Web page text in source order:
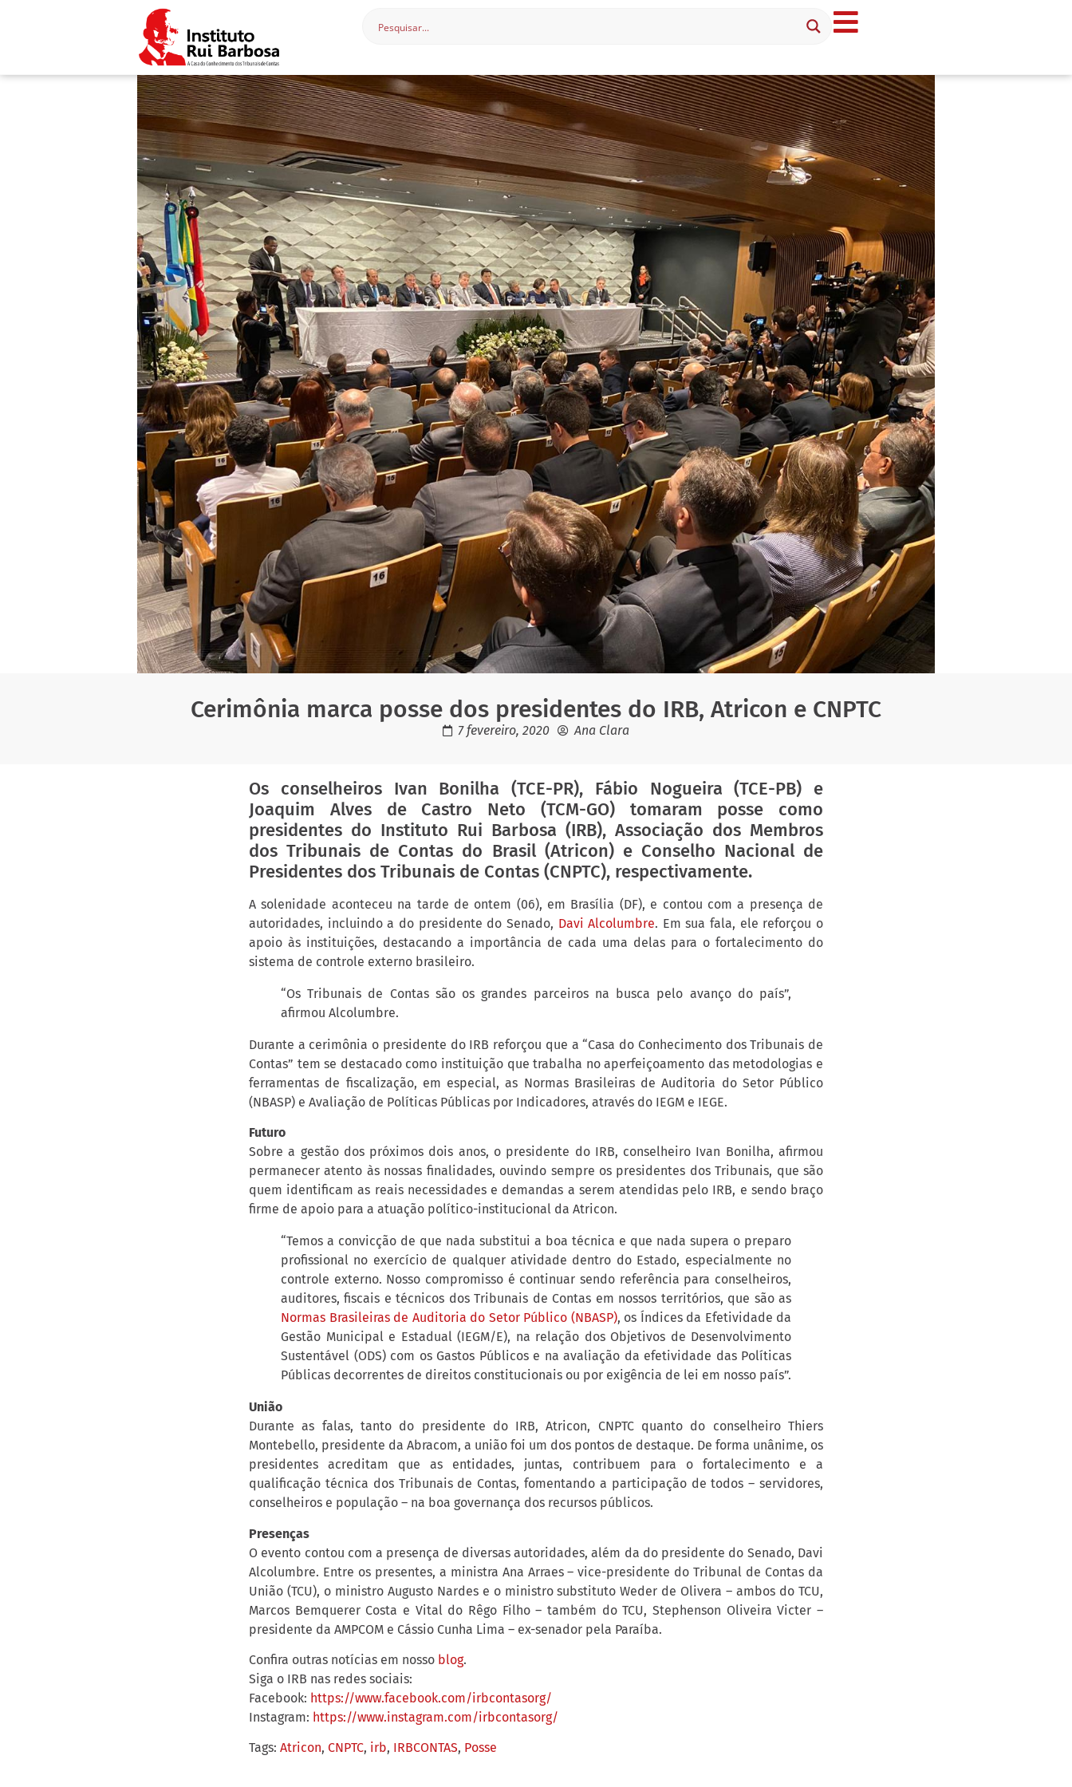
Cerimônia marca posse dos presidentes do IRB, Atricon e CNPTC
7 fevereiro, 2020 Ana Clara
Os conselheiros Ivan Bonilha (TCE-PR), Fábio Nogueira (TCE-PB) e
Joaquim Alves de Castro Neto (TCM-GO) tomaram posse como
presidentes do Instituto Rui Barbosa (IRB), Associação dos Membros
dos Tribunais de Contas do Brasil (Atricon) e Conselho Nacional de
Presidentes dos Tribunais de Contas (CNPTC), respectivamente.
A solenidade aconteceu na tarde de ontem (06), em Brasília (DF), e contou com a presença de
autoridades, incluindo a do presidente do Senado, Davi Alcolumbre. Em sua fala, ele reforçou o
apoio às instituições, destacando a importância de cada uma delas para o fortalecimento do
sistema de controle externo brasileiro.
“Os Tribunais de Contas são os grandes parceiros na busca pelo avanço do país”,
afirmou Alcolumbre.
Durante a cerimônia o presidente do IRB reforçou que a “Casa do Conhecimento dos Tribunais de
Contas” tem se destacado como instituição que trabalha no aperfeiçoamento das metodologias e
ferramentas de fiscalização, em especial, as Normas Brasileiras de Auditoria do Setor Público
(NBASP) e Avaliação de Políticas Públicas por Indicadores, através do IEGM e IEGE.
Futuro
Sobre a gestão dos próximos dois anos, o presidente do IRB, conselheiro Ivan Bonilha, afirmou
permanecer atento às nossas finalidades, ouvindo sempre os presidentes dos Tribunais, que são
quem identificam as reais necessidades e demandas a serem atendidas pelo IRB, e sendo braço
firme de apoio para a atuação político-institucional da Atricon.
“Temos a convicção de que nada substitui a boa técnica e que nada supera o preparo
profissional no exercício de qualquer atividade dentro do Estado, especialmente no
controle externo. Nosso compromisso é continuar sendo referência para conselheiros,
auditores, fiscais e técnicos dos Tribunais de Contas em nossos territórios, que são as
Normas Brasileiras de Auditoria do Setor Público (NBASP), os Índices da Efetividade da
Gestão Municipal e Estadual (IEGM/E), na relação dos Objetivos de Desenvolvimento
Sustentável (ODS) com os Gastos Públicos e na avaliação da efetividade das Políticas
Públicas decorrentes de direitos constitucionais ou por exigência de lei em nosso país”.
União
Durante as falas, tanto do presidente do IRB, Atricon, CNPTC quanto do conselheiro Thiers
Montebello, presidente da Abracom, a união foi um dos pontos de destaque. De forma unânime, os
presidentes acreditam que as entidades, juntas, contribuem para o fortalecimento e a
qualificação técnica dos Tribunais de Contas, fomentando a participação de todos – servidores,
conselheiros e população – na boa governança dos recursos públicos.
Presenças
O evento contou com a presença de diversas autoridades, além da do presidente do Senado, Davi
Alcolumbre. Entre os presentes, a ministra Ana Arraes – vice-presidente do Tribunal de Contas da
União (TCU), o ministro Augusto Nardes e o ministro substituto Weder de Olivera – ambos do TCU,
Marcos Bemquerer Costa e Vital do Rêgo Filho – também do TCU, Stephenson Oliveira Victer –
presidente da AMPCOM e Cássio Cunha Lima – ex-senador pela Paraíba.
Confira outras notícias em nosso blog.
Siga o IRB nas redes sociais:
Facebook: https://www.facebook.com/irbcontasorg/
Instagram: https://www.instagram.com/irbcontasorg/
Tags: Atricon, CNPTC, irb, IRBCONTAS, Posse